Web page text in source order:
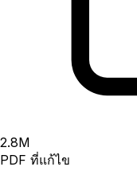
2.8M
PDF ที่แก้ไข